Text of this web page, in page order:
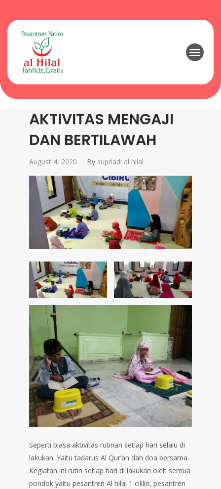
AKTIVITAS MENGAJI
DAN BERTILAWAH
August 4, 2020 By supriadi al hilal
Seperti biasa aktivitas rutinan setiap hari selalu di
lakukan. Yaitu tadarus Al Qur’an dan doa bersama.
Kegiatan ini rutin setiap hari di lakukan oleh semua
pondok yaitu pesantren Al hilal 1 cililin, pesantren